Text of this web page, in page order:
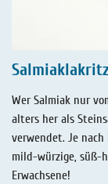
Wer Salmiak nur
alters her als
verwendet. Je
mild-würzige, süß-
Erwachsene!